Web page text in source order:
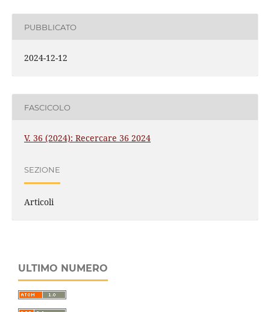
PUBBLICATO
2024-12-12
FASCICOLO
V. 36 (2024): Recercare 36 2024
SEZIONE
Articoli
ULTIMO NUMERO